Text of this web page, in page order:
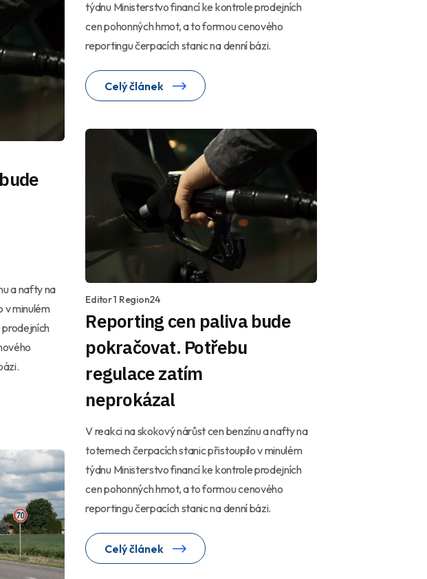
týdnu Ministerstvo financí ke kontrole prodejních
cen pohonných hmot, a to formou cenového
reportingu čerpacích stanic na denní bázi.
Celý článek
a nafty na
v minulém
Editor 1 Region24
Reporting cen paliva bude
pokračovat. Potřebu
regulace zatím
neprokázal
V reakci na skokový nárůst cen benzínu a nafty na
totemech čerpacích stanic přistoupilo v minulém
týdnu Ministerstvo financí ke kontrole prodejních
cen pohonných hmot, a to formou cenového
reportingu čerpacích stanic na denní bázi.
Celý článek